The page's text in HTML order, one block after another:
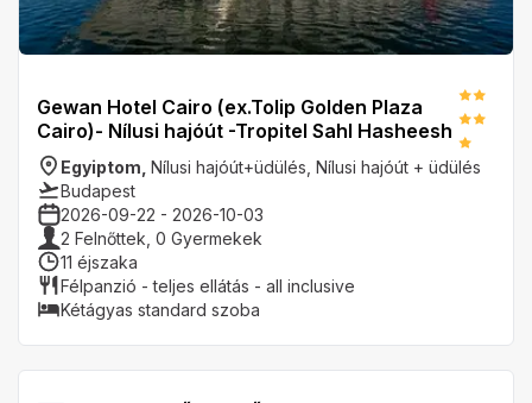
Gewan Hotel Cairo (ex.Tolip Golden Plaza
Cairo)- Nílusi hajóút -Tropitel Sahl Hasheesh
Egyiptom Nílusi hajóút+üdülés Nílusi hajóút + üdülés
Budapest
2026-09-22 - 2026-10-03
2 Felnőttek, 0 Gyermekek
11 éjszaka
Félpanzió - teljes ellátás - all inclusive
Kétágyas standard szoba